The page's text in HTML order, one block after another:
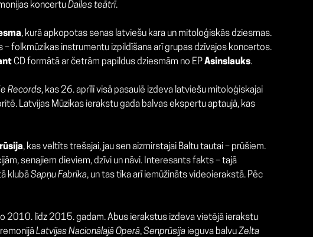
koncertuDailes teātrī.
, kurā apkopotas senas latviešu kara un mitoloģiskās dziesmas.
folkmūzikas instrumentu izpildīšana arī grupas dzīvajos koncertos.
CD formātā ar četrām papildus dziesmām no EPAsinslauks.
Records, kas 26. aprīlī visā pasaulē izdeva latviešu mitoloģiskajai
Latvijas Mūzikas ierakstu gada balvas ekspertu aptaujā, kas
, kas veltīts trešajai, jau sen aizmirstajai Baltu tautai – prūšiem.
senajiem dieviem, dzīvi un nāvi. Interesants fakts – tajā
klubāSapņu Fabrika, un tas tika arī iemūžināts videoierakstā. Pēc
2010. līdz 2015. gadam. Abus ierakstus izdeva vietējā ierakstu
Latvijas Nacionālajā Operā,Senprūsija ieguva balvuZelta